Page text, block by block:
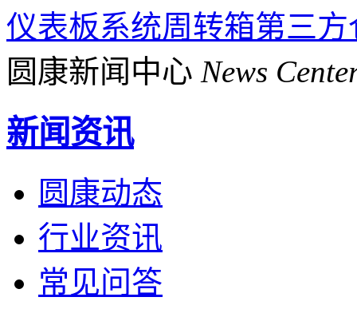
仪表板系统周转箱第三方
圆康新闻中心 News
新闻资讯
圆康动态
行业资讯
常见问答